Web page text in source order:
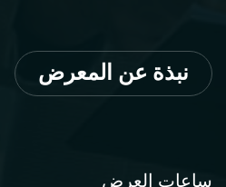
نبذة عن المعرض
ساعات العرض